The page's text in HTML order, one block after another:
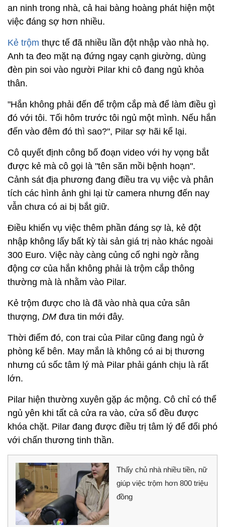
an ninh trong nhà, cả hai bàng hoàng phát hiện một
việc đáng sợ hơn nhiều.
Kẻ trộm thực tế đã nhiều lần đột nhập vào nhà họ.
Anh ta đeo mặt nạ đứng ngay cạnh giường, dùng
đèn pin soi vào người Pilar khi cô đang ngủ khỏa
thân.
"Hắn không phải đến để trộm cắp mà để làm điều gì
đó với tôi. Tối hôm trước tôi ngủ một mình. Nếu hắn
đến vào đêm đó thì sao?", Pilar sợ hãi kể lại.
Cô quyết định công bố đoạn video với hy vọng bắt
được kẻ mà cô gọi là "tên săn mồi bệnh hoạn".
Cảnh sát địa phương đang điều tra vụ việc và phân
tích các hình ảnh ghi lại từ camera nhưng đến nay
vẫn chưa có ai bị bắt giữ.
Điều khiến vụ việc thêm phần đáng sợ là, kẻ đột
nhập không lấy bất kỳ tài sản giá trị nào khác ngoài
300 Euro. Việc này càng củng cố nghi ngờ rằng
động cơ của hắn không phải là trộm cắp thông
thường mà là nhằm vào Pilar.
Kẻ trộm được cho là đã vào nhà qua cửa sân
thượng, DM đưa tin mới đây.
Thời điểm đó, con trai của Pilar cũng đang ngủ ở
phòng kế bên. May mắn là không có ai bị thương
nhưng cú sốc tâm lý mà Pilar phải gánh chịu là rất
lớn.
Pilar hiện thường xuyên gặp ác mộng. Cô chỉ có thể
ngủ yên khi tất cả cửa ra vào, cửa sổ đều được
khóa chặt. Pilar đang được điều trị tâm lý để đối phó
với chấn thương tinh thần.
Thấy chủ nhà nhiều tiền, nữ
giúp việc trộm hơn 800 triệu
đồng